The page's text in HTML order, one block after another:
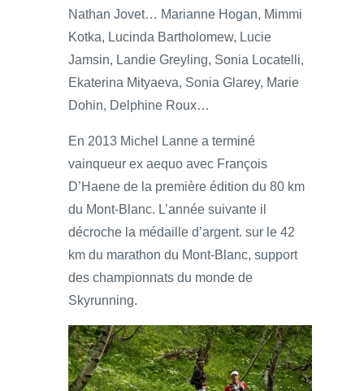
Nathan Jovet… Marianne Hogan, Mimmi
Kotka, Lucinda Bartholomew, Lucie
Jamsin, Landie Greyling, Sonia Locatelli,
Ekaterina Mityaeva, Sonia Glarey, Marie
Dohin, Delphine Roux…
En 2013 Michel Lanne a terminé
vainqueur ex aequo avec François
D’Haene de la première édition du 80 km
du Mont-Blanc. L’année suivante il
décroche la médaille d’argent. sur le 42
km du marathon du Mont-Blanc, support
des championnats du monde de
Skyrunning.